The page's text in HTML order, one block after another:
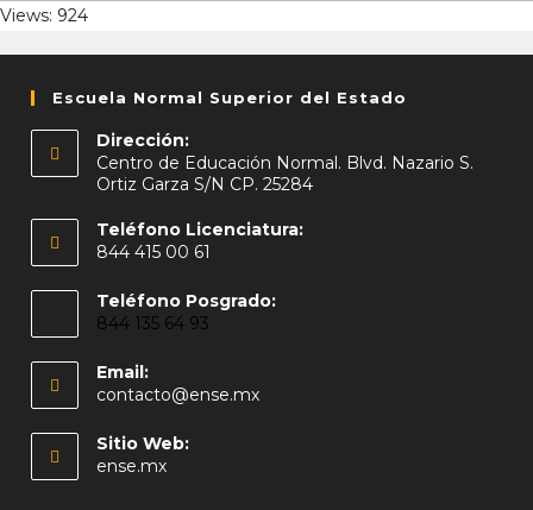
Views: 924
Escuela Normal Superior del Estado
Dirección:
Centro de Educación Normal. Blvd. Nazario S.
Ortiz Garza S/N CP. 25284
Teléfono Licenciatura:
844 415 00 61
Teléfono Posgrado:
844 135 64 93
Email:
contacto@ense.mx
Sitio Web:
ense.mx